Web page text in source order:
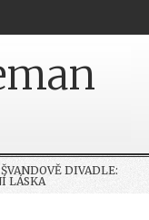
DIVADLE:
LÁSKA